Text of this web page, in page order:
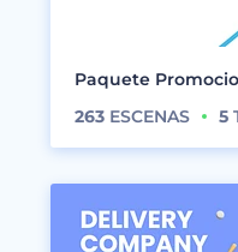
Paquete
263 ESCENAS 5